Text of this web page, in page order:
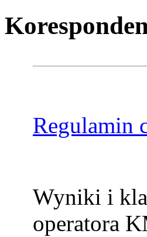
Regulamin
Wyniki i
operatora